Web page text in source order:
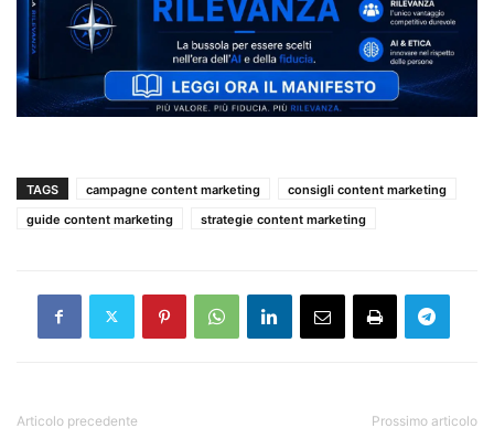
TAGS campagne content marketing
consigli content marketing
guide content marketing
strategie content marketing
Articolo precedente Prossimo articolo